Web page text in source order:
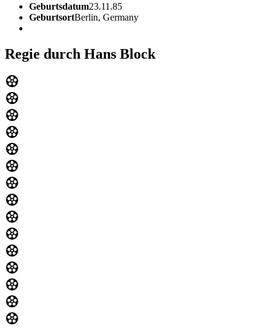
Geburtsdatum23.11.85
GeburtsortBerlin, Germany
Regie durch Hans Block